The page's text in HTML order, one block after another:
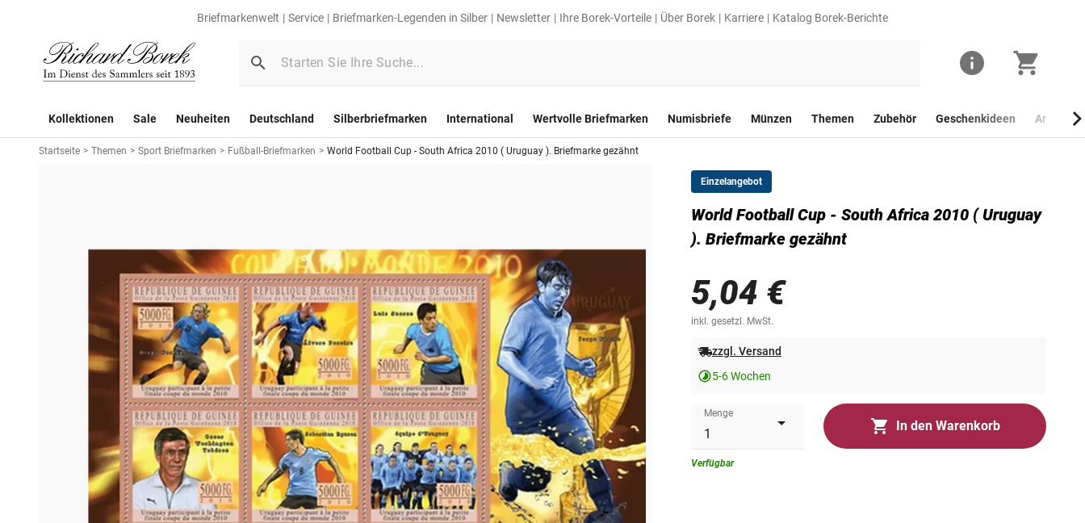
Briefmarkenwelt Service Briefmarken-Legenden in Silber Newsletter Ihre Borek-Vorteile Über Borek Karriere Katalog Borek-Berichte
Kollektionen Sale Neuheiten Deutschland Silberbriefmarken International Wertvolle Briefmarken Numisbriefe Münzen Themen Zubehör Geschenkideen
Startseite > Themen > Sport Briefmarken > Fußball-Briefmarken > World Football Cup - South Africa 2010 ( Uruguay ). Briefmarke gezähnt
Einzelangebot
World Football Cup - South Africa 2010 ( Uruguay
). Briefmarke gezähnt
5,04 €
inkl. gesetzl. MwSt.
zzgl. Versand
5-6 Wochen
Menge
In den Warenkorb
Verfügbar